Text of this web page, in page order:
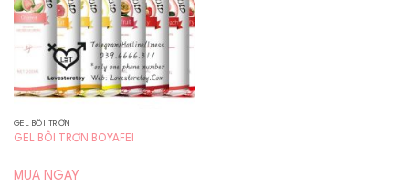
GEL BÔI TRƠN
GEL BÔI TRƠN BOYAFEI
MUA NGAY